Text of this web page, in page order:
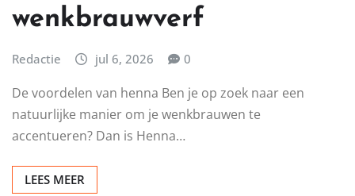
wenkbrauwverf
Redactie jul 6, 2026 0
De voordelen van henna Ben je op zoek naar een
natuurlijke manier om je wenkbrauwen te
accentueren? Dan is Henna…
LEES MEER